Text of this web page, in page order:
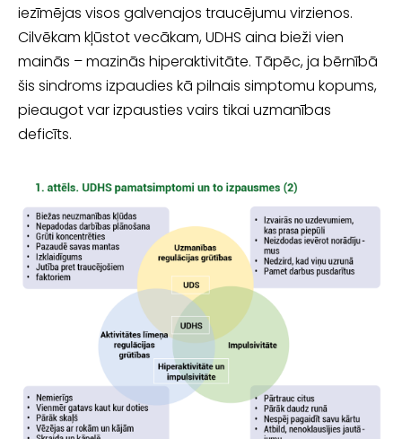
iezīmējas visos galvenajos traucējumu virzienos.
Cilvēkam kļūstot vecākam, UDHS aina bieži vien
mainās – mazinās hiperaktivitāte. Tāpēc, ja bērnībā
šis sindroms izpaudies kā pilnais simptomu kopums,
pieaugot var izpausties vairs tikai uzmanības
deficīts.